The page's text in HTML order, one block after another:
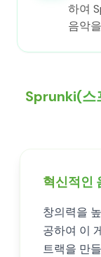
하여
음악
Sprunki(스
혁신적인
창의력을
공하여 이
트랙을 만